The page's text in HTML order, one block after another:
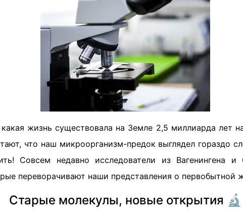
жизнь существовала на Земле 2,5 миллиарда лет
что наш микроорганизм-предок выглядел гораздо
Совсем недавно исследователи из Вагенингена
переворачивают наши представления о первобытной
Старые молекулы, новые открытия 🔬